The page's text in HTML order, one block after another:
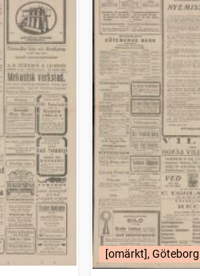
[omärkt], Göteborg